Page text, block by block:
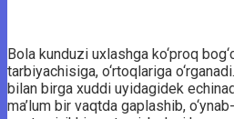
Bola kunduzi uxlashga ko‘proq
tarbiyachisiga, o‘rtoqlariga
bilan birga xuddi uyidagidek
ma’lum bir vaqtda gaplashib,